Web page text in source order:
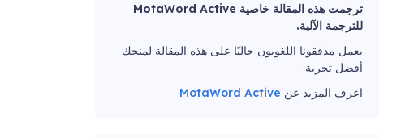
ترجمت هذه المقالة خاصية MotaWord Active
للترجمة الآلية.
يعمل مدققونا اللغويون حاليًا على هذه المقالة لمنحك
أفضل تجربة.
اعرف المزيد عن MotaWord Active